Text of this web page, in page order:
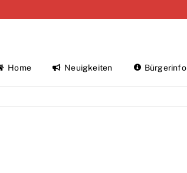
Home Neuigkeiten Bürgerinfo